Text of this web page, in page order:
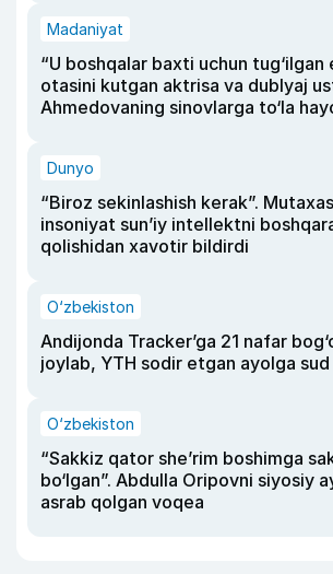
Madaniyat
“U boshqalar baxti uchun tug‘ilgan
otasini kutgan aktrisa va dublyaj
Ahmedovaning sinovlarga to‘la
Dunyo
“Biroz sekinlashish kerak”.
insoniyat sun’iy intellektni
qolishidan xavotir bildirdi
O‘zbekiston
Andijonda Tracker’ga 21 nafar
joylab, YTH sodir etgan ayolga sud
O‘zbekiston
“Sakkiz qator she’rim boshimga
bo‘lgan”. Abdulla Oripovni siyosiy
asrab qolgan voqea